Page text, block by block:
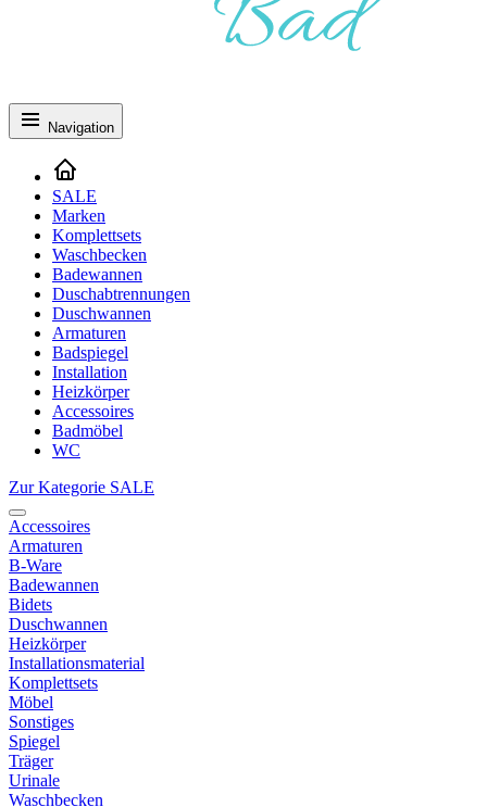
Navigation
SALE
Marken
Komplettsets
Waschbecken
Badewannen
Duschabtrennungen
Duschwannen
Armaturen
Badspiegel
Installation
Heizkörper
Accessoires
Badmöbel
WC
Zur Kategorie SALE
Accessoires
Armaturen
B-Ware
Badewannen
Bidets
Duschwannen
Heizkörper
Installationsmaterial
Komplettsets
Möbel
Sonstiges
Spiegel
Träger
Urinale
Waschbecken